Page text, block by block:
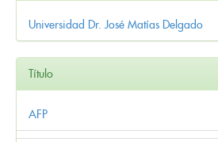
Universidad Dr. José Matías Delgado
Título
AFP